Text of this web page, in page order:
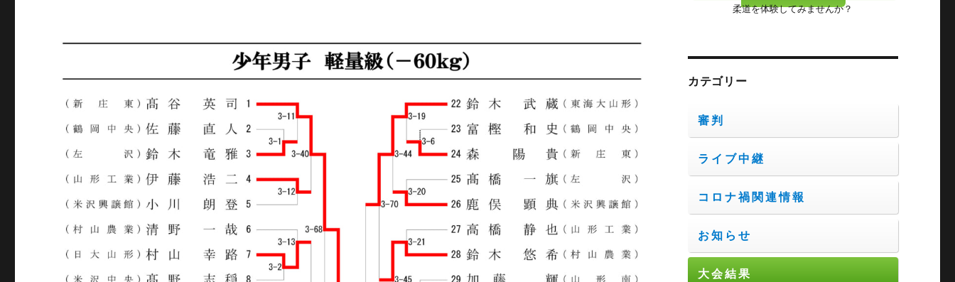
柔道を体験してみませんか？
カテゴリー
審判
ライブ中継
コロナ禍関連情報
お知らせ
大会結果